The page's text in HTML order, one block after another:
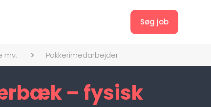
Søg job
mv. Pakkerimedarbejder
– fysisk